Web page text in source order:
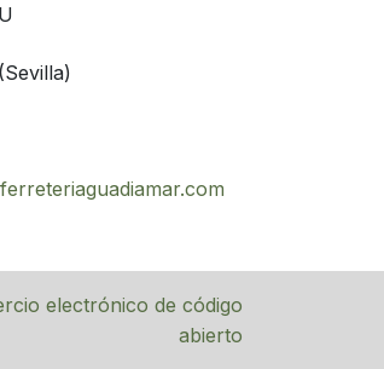
electrónico de código
abierto